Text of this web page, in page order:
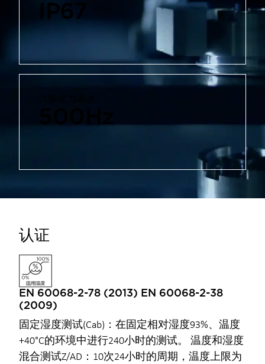
IP67
500
认证
EN 60068-2-78 (2013) EN 60068-2-38
(2009)
固定湿度测试(Cab)：在固定相对湿度93%、温度
+40°C的环境中进行240小时的测试。 温度和湿度
混合测试Z/AD：10次24小时的周期，温度上限为